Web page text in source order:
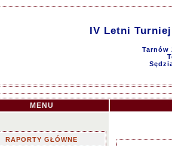
IV Letni
Tarnów
MENU
RAPORTY GŁÓWNE